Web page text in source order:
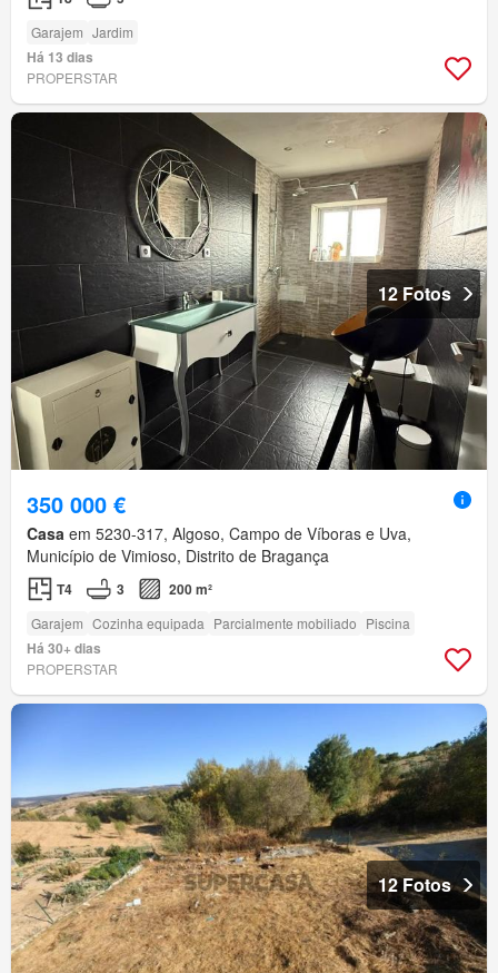
Garajem Jardim
Há 13 dias
PROPERSTAR
12 Fotos
350 000 €
Casa em 5230-317, Algoso, Campo de Víboras e Uva,
Município de Vimioso, Distrito de Bragança
T4 3 200 m²
Garajem Cozinha equipada Parcialmente mobiliado Piscina
Há 30+ dias
PROPERSTAR
12 Fotos